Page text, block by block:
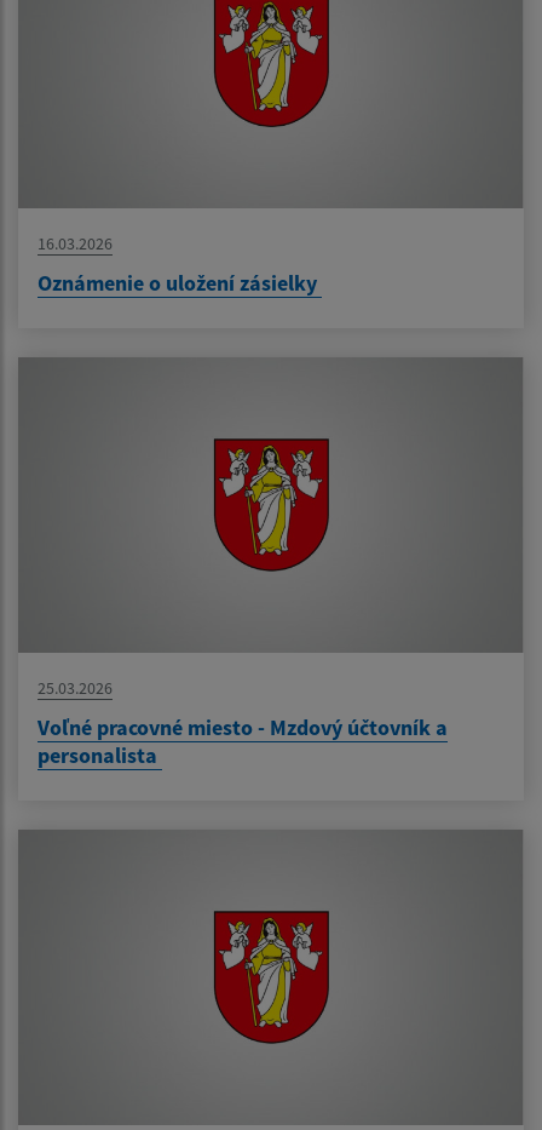
16.03.2026
Oznámenie o uložení zásielky
25.03.2026
Voľné pracovné miesto - Mzdový účtovník a
personalista